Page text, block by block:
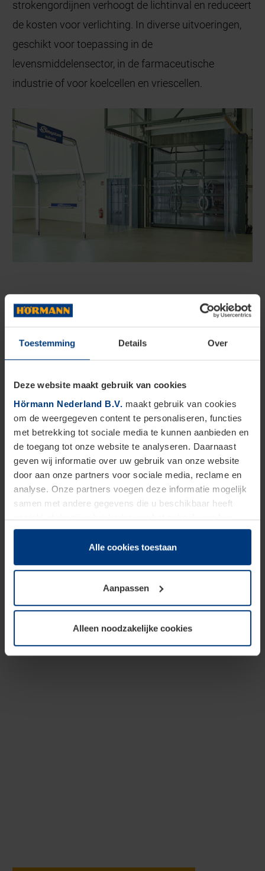
Toestemming Details Over
Deze website maakt gebruik van cookies
Hörmann Nederland B.V. maakt gebruik van cookies
om de weergegeven content te personaliseren, functies
met betrekking tot sociale media te kunnen aanbieden en
de toegang tot onze website te analyseren. Daarnaast
geven wij informatie over uw gebruik van onze website
door aan onze partners voor sociale media, reclame en
analyse. Onze partners voegen deze informatie mogelijk
samen met andere gegevens die u beschikbaar heeft
gesteld of die zij in het kader van het gebruik van hun
dienstverlening hebben verzameld.
Juridisch zijn wij gerechtigd om cookies op uw computer
onze pagina's absoluut noodzakelijk is. Voor alle andere
soorten cookies is uw toestemming vereist. Uw
toestemming kunt u op elk moment bij de uitleg van de
wijzigen of herroepen.
Alle cookies toestaan
Aanpassen
Alleen noodzakelijke cookies
strokengordijnen verhoogt de lichtinval en reduceert
de kosten voor verlichting. In diverse uitvoeringen,
geschikt voor toepassing in de
levensmiddelensector, in de farmaceutische
industrie of voor koelcellen en vriescellen.
VRAAG EEN VRIJBLIJVENDE OFFERTE AAN
strokengordijnen
Toepassing
Constructie
Maatbereik
Opties
Extra uitrusting